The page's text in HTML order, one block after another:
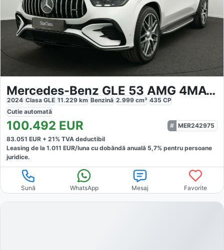
Mercedes-Benz GLE 53 AMG 4MATIC
2024 Clasa GLE 11.229 km Benzină 2.999 cm³ 435 CP
Cutie automată
100.492 EUR
MER242975
83.051 EUR + 21% TVA deductibil
Leasing de la 1.011 EUR/luna cu dobăndă anuală 5,7% pentru persoane
juridice.
Sună WhatsApp Mesaj Favorite